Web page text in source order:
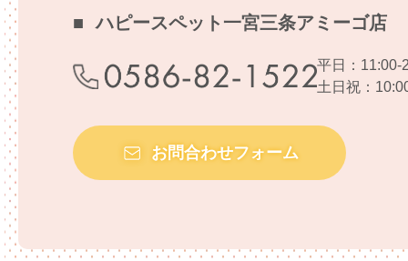
ハピースペット一宮三条アミーゴ店
平日：11:00-
土日祝：
お問合わせフォーム